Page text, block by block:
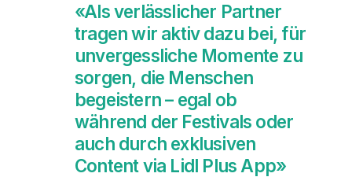
«Als verlässlicher Partner
tragen wir aktiv dazu bei, für
unvergessliche Momente zu
sorgen, die Menschen
begeistern – egal ob
während der Festivals oder
auch durch exklusiven
Content via Lidl Plus App»